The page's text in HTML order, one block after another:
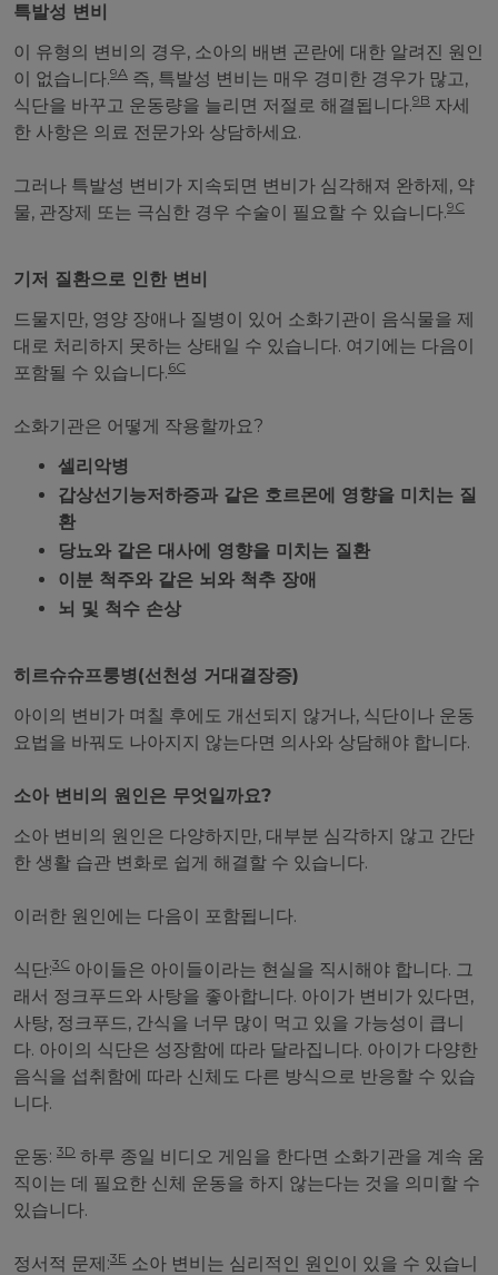
특발성 변비
이 유형의 변비의 경우, 소아의 배변 곤란에 대한 알려진 원인
이 없습니다.9A 즉, 특발성 변비는 매우 경미한 경우가 많고,
식단을 바꾸고 운동량을 늘리면 저절로 해결됩니다.9B 자세
한 사항은 의료 전문가와 상담하세요.
그러나 특발성 변비가 지속되면 변비가 심각해져 완하제, 약
물, 관장제 또는 극심한 경우 수술이 필요할 수 있습니다.9C
기저 질환으로 인한 변비
드물지만, 영양 장애나 질병이 있어 소화기관이 음식물을 제
대로 처리하지 못하는 상태일 수 있습니다. 여기에는 다음이
포함될 수 있습니다.6C
소화기관은 어떻게 작용할까요?
셀리악병
갑상선기능저하증과 같은 호르몬에 영향을 미치는 질
환
당뇨와 같은 대사에 영향을 미치는 질환
이분 척주와 같은 뇌와 척추 장애
뇌 및 척수 손상
히르슈슈프룽병(선천성 거대결장증)
아이의 변비가 며칠 후에도 개선되지 않거나, 식단이나 운동
요법을 바꿔도 나아지지 않는다면 의사와 상담해야 합니다.
소아 변비의 원인은 무엇일까요?
소아 변비의 원인은 다양하지만, 대부분 심각하지 않고 간단
한 생활 습관 변화로 쉽게 해결할 수 있습니다.
이러한 원인에는 다음이 포함됩니다.
식단:3C 아이들은 아이들이라는 현실을 직시해야 합니다. 그
래서 정크푸드와 사탕을 좋아합니다. 아이가 변비가 있다면,
사탕, 정크푸드, 간식을 너무 많이 먹고 있을 가능성이 큽니
다. 아이의 식단은 성장함에 따라 달라집니다. 아이가 다양한
음식을 섭취함에 따라 신체도 다른 방식으로 반응할 수 있습
니다.
운동: 3D 하루 종일 비디오 게임을 한다면 소화기관을 계속 움
직이는 데 필요한 신체 운동을 하지 않는다는 것을 의미할 수
있습니다.
정서적 문제:3E 소아 변비는 심리적인 원인이 있을 수 있습니